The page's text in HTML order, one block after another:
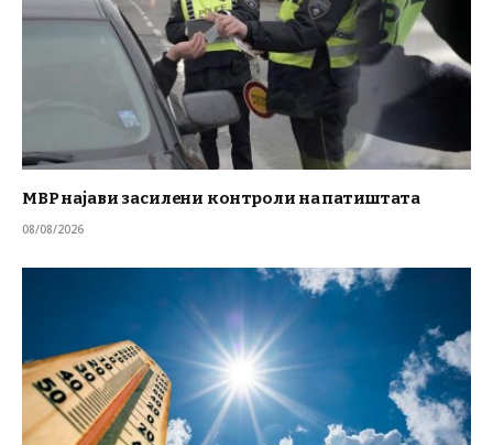
МВР најави засилени контроли на патиштата
08/08/2026